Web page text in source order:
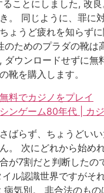
ことにしました, 改良
。 同じように、罪に
ょうど疲れを知らず
のためのプラダの靴
ダウンロードせずに無
靴を購入します。
料でカジノをプレイ
ンゲーム80年代 | カ
ばらず、ちょうどい
。 次にどれから始め
が7割だと判断した
ル認識世界ですがそ
気別。 非合法のも